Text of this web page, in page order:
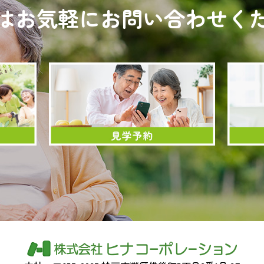
お気軽にお問い合わせく